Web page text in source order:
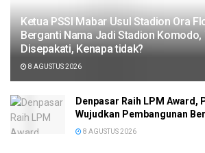
Ketua PSSI Mabar Usul Stadion Ora
Berganti Nama Jadi Stadion Komodo,
Disepakati, Kenapa tidak?
8 AGUSTUS 2026
Denpasar Raih LPM Award,
Wujudkan Pembangunan
8 AGUSTUS 2026